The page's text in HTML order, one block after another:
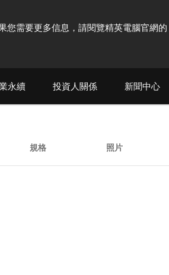
您需要更多信息，請閱覽精英電腦官網的
永續 投資人關係 新聞中心
規格 照片